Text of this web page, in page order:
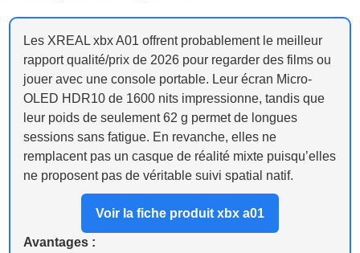
Les XREAL xbx A01 offrent probablement le meilleur
rapport qualité/prix de 2026 pour regarder des films ou
jouer avec une console portable. Leur écran Micro-
OLED HDR10 de 1600 nits impressionne, tandis que
leur poids de seulement 62 g permet de longues
sessions sans fatigue. En revanche, elles ne
remplacent pas un casque de réalité mixte puisqu’elles
ne proposent pas de véritable suivi spatial natif.
Voir la fiche produit xbx a01
Avantages :